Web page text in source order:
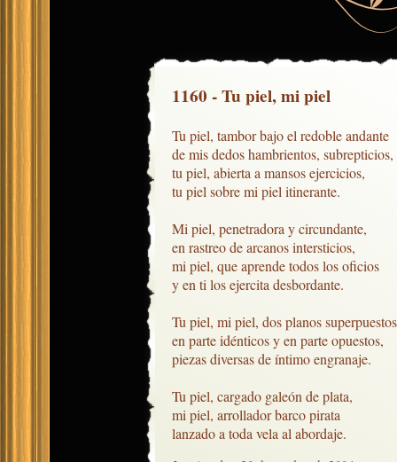
1160 - Tu piel, mi piel
Tu piel, tambor bajo el redoble andante
de mis dedos hambrientos, subrepticios,
tu piel, abierta a mansos ejercicios,
tu piel sobre mi piel itinerante.
Mi piel, penetradora y circundante,
en rastreo de arcanos intersticios,
mi piel, que aprende todos los oficios
y en ti los ejercita desbordante.
Tu piel, mi piel, dos planos
en parte idénticos y en parte opuestos,
piezas diversas de íntimo engranaje.
Tu piel, cargado galeón de plata,
mi piel, arrollador barco pirata
lanzado a toda vela al abordaje.